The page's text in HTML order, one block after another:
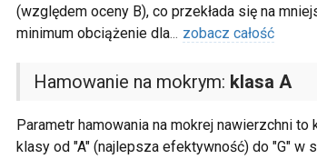
(względem oceny B), co przekłada się na
minimum obciążenie dla... zobacz całość
Hamowanie na mokrym: klasa A
Parametr hamowania na mokrej nawierzchni
klasy od "A" (najlepsza efektywność) do "G" w